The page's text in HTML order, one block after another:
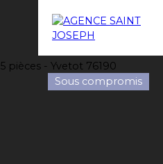
Sous compromis